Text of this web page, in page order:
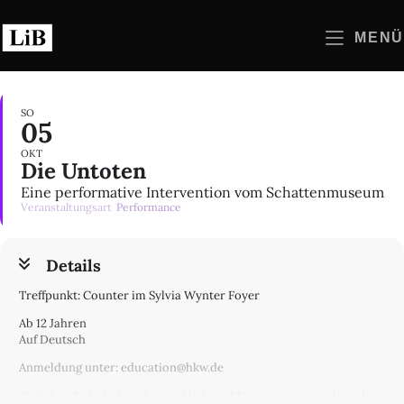
Inhalt
springen
MENÜ
SO
05
OKT
Die Untoten
Eine performative Intervention vom Schattenmuseum
Veranstaltungsart Performance
Details
Treffpunkt: Counter im Sylvia Wynter Foyer
Ab 12 Jahren
Auf Deutsch
Anmeldung unter: education@hkw.de